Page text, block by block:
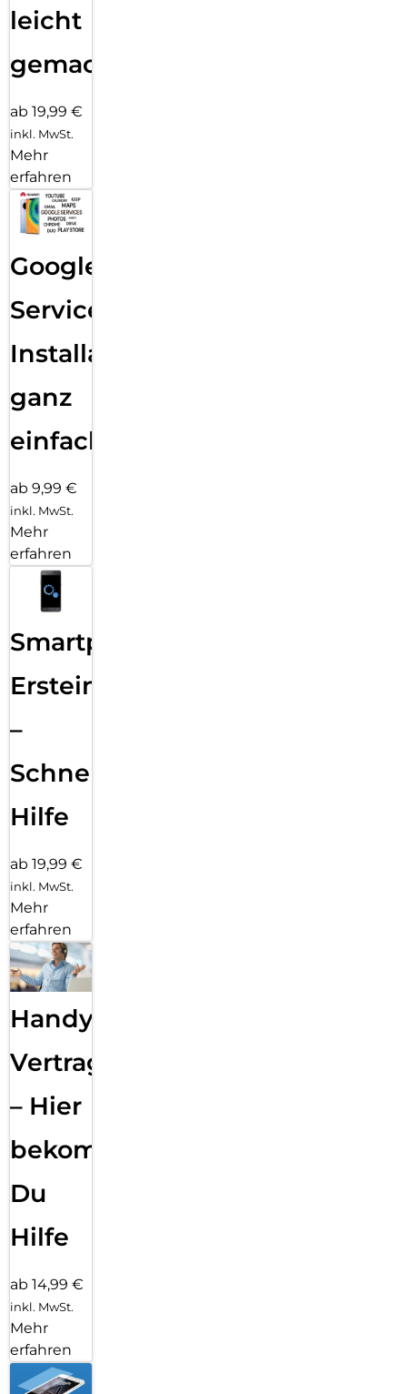
leicht
gemacht!
ab 19,99 €
inkl. MwSt.
Mehr
erfahren
Google
Services
Installation
ganz
einfach
ab 9,99 €
inkl. MwSt.
Mehr
erfahren
Smartphone
Ersteinrichtung
–
Schnelle
Hilfe
ab 19,99 €
inkl. MwSt.
Mehr
erfahren
Handy
Vertragsabwicklung
– Hier
bekommst
Du
Hilfe
ab 14,99 €
inkl. MwSt.
Mehr
erfahren